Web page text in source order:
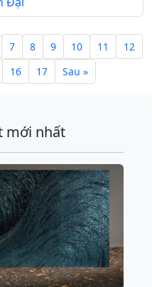
7 8 9 10 11
12
16 17 Sau »
mới nhất